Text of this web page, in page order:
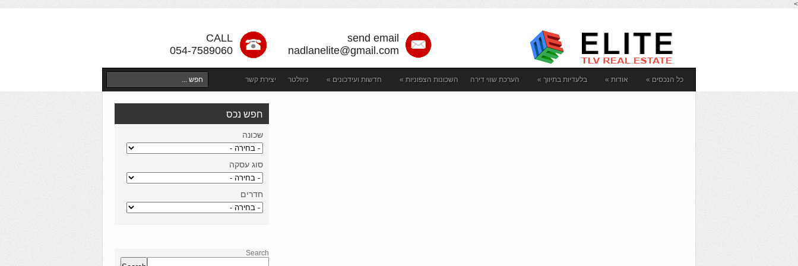
>
CALL
054-7589060
send email
nadlanelite@gmail.com
כל הנכסים » אודות » בלעדיות בתיווך » הערכת שווי דירה השכונות הצפוניות » חדשות ועידכונים » ניוזלטר יצירת קשר
חפש נכס
שכונה
סוג עסקה
חדרים
Search